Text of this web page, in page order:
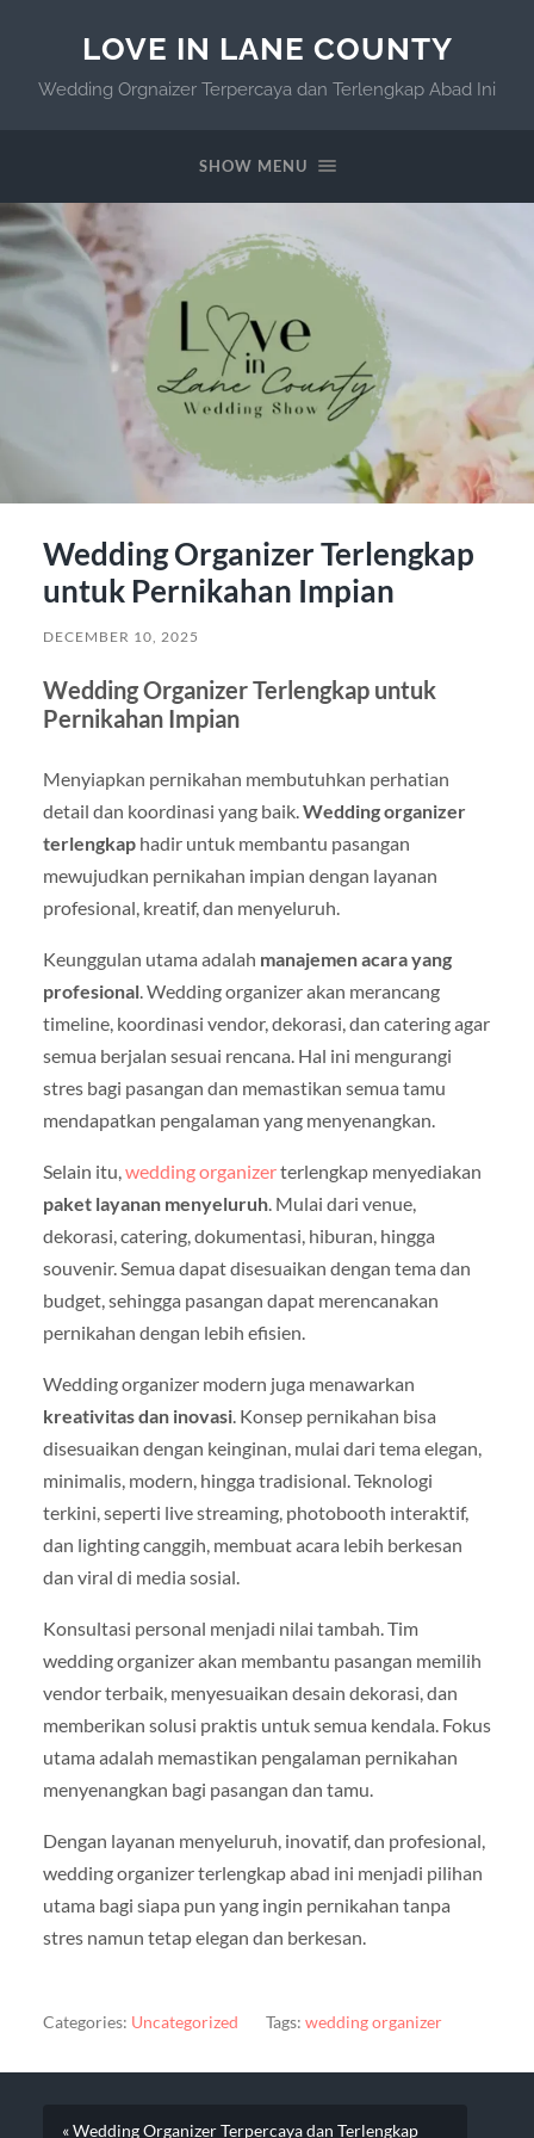
LOVE IN LANE COUNTY
Wedding Orgnaizer Terpercaya dan Terlengkap Abad Ini
SHOW MENU
Wedding Organizer Terlengkap
untuk Pernikahan Impian
DECEMBER 10, 2025
Wedding Organizer Terlengkap untuk
Pernikahan Impian
Menyiapkan pernikahan membutuhkan perhatian
detail dan koordinasi yang baik.Wedding organizer
terlengkaphadir untuk membantu pasangan
mewujudkan pernikahan impian dengan layanan
profesional, kreatif, dan menyeluruh.
Keunggulan utama adalah manajemen acara yang
profesional. Wedding organizer akan merancang
timeline, koordinasi vendor, dekorasi, dan catering agar
semua berjalan sesuai rencana. Hal ini mengurangi
stres bagi pasangan dan memastikan semua tamu
mendapatkan pengalaman yang menyenangkan.
Selain itu,wedding organizerterlengkap menyediakan
paket layanan menyeluruh. Mulai dari venue,
dekorasi, catering, dokumentasi, hiburan, hingga
souvenir. Semua dapat disesuaikan dengan tema dan
budget, sehingga pasangan dapat merencanakan
pernikahan dengan lebih efisien.
Wedding organizer modern juga menawarkan
kreativitas dan inovasi. Konsep pernikahan bisa
disesuaikan dengan keinginan, mulai dari tema elegan,
minimalis, modern, hingga tradisional. Teknologi
terkini, seperti live streaming, photobooth interaktif,
dan lighting canggih, membuat acara lebih berkesan
dan viral di media sosial.
Konsultasi personal menjadi nilai tambah. Tim
wedding organizer akan membantu pasangan memilih
vendor terbaik, menyesuaikan desain dekorasi, dan
memberikan solusi praktis untuk semua kendala. Fokus
utama adalah memastikan pengalaman pernikahan
menyenangkan bagi pasangan dan tamu.
Dengan layanan menyeluruh, inovatif, dan profesional,
wedding organizer terlengkap abad ini menjadi pilihan
utama bagi siapa pun yang ingin pernikahan tanpa
stres namun tetap elegan dan berkesan.
Categories: Uncategorized Tags: wedding organizer
« Wedding Organizer Terpercaya dan Terlengkap